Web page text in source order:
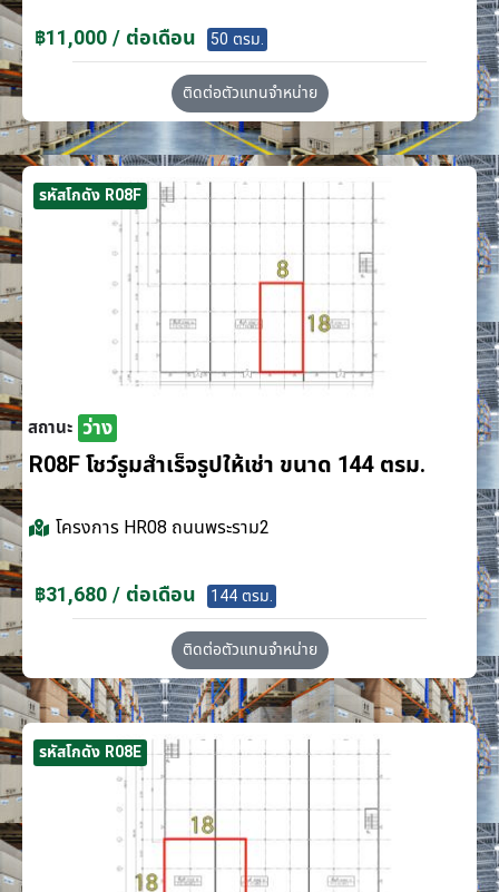
฿11,000 / ต่อเดือน 50 ตรม.
ติดต่อตัวแทนจำหน่าย
รหัสโกดัง R08F
สถานะ ว่าง
R08F โชว์รูมสำเร็จรูปให้เช่า ขนาด 144 ตรม.
โครงการ HR08 ถนนพระราม2
฿31,680 / ต่อเดือน 144 ตรม.
ติดต่อตัวแทนจำหน่าย
รหัสโกดัง R08E